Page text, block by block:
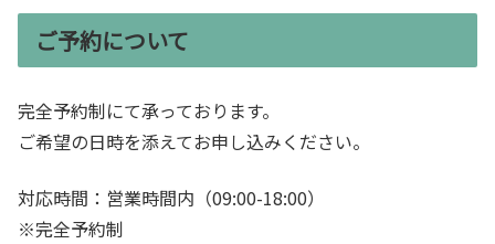
ご予約について
完全予約制にて承っております。
ご希望の日時を添えてお申し込みください。
対応時間：営業時間内（09:00-18:00）
※完全予約制